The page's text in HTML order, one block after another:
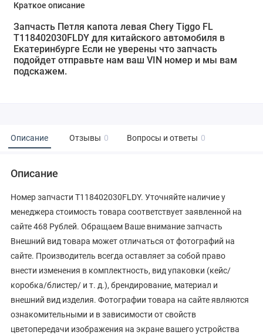
Краткое описание
Запчасть Петля капота левая Chery Tiggo FL
T118402030FLDY для китайского автомобиля в
Екатеринбурге Если не уверены что запчасть
подойдет отправьте нам ваш VIN номер и мы вам
подскажем.
Описание Отзывы 0 Вопросы и ответы 0
Описание
Номер запчасти T118402030FLDY. Уточняйте наличие у
менеджера стоимость товара соответствует заявленной на
сайте 468 Рублей. Обращаем Ваше внимание запчасть
Внешний вид товара может отличаться от фотографий на
сайте. Производитель всегда оставляет за собой право
внести изменения в комплектность, вид упаковки (кейс/
коробка/блистер/ и т. д.), брендирование, материал и
внешний вид изделия. Фотографии товара на сайте являются
ознакомительными и в зависимости от свойств
цветопередачи изображения на экране вашего устройства